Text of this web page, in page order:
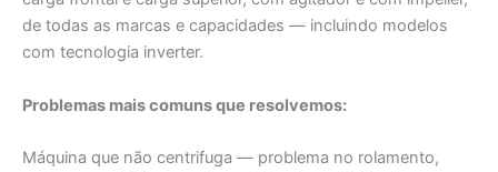
de todas as marcas e capacidades — incluindo modelos
com tecnologia inverter.
Problemas mais comuns que resolvemos:
Máquina que não centrifuga — problema no rolamento,